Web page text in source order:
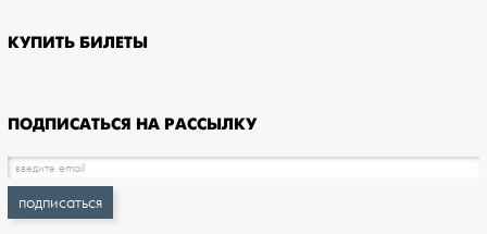
КУПИТЬ БИЛЕТЫ
ПОДПИСАТЬСЯ НА РАССЫЛКУ